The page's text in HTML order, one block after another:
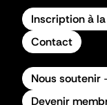
Inscription à
Contact
Nous soutenir
Devenir